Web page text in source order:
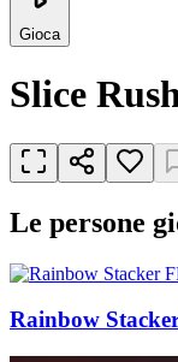
Gioca
Slice
Le persone
Rainbow